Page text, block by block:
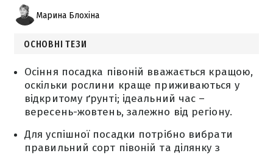
Марина Блохіна
ОСНОВНІ ТЕЗИ
Осіння посадка півоній вважається кращою,
оскільки рослини краще приживаються у
відкритому ґрунті; ідеальний час –
вересень-жовтень, залежно від регіону.
Для успішної посадки потрібно вибрати
правильний сорт півоній та ділянку з